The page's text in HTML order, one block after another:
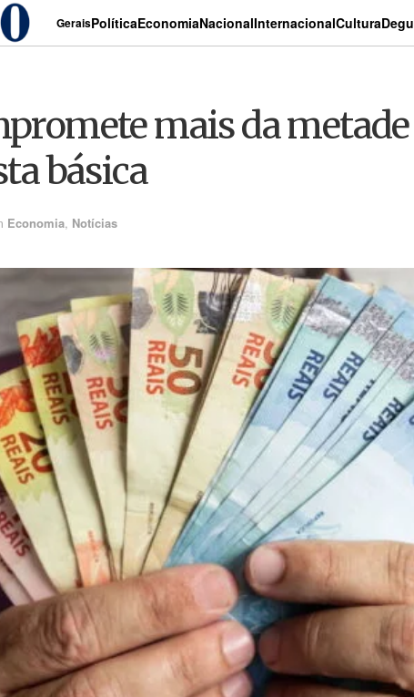
GeraisPolíticaEconomiaNacionalInternacionalCultura
mais da
básica
Economia, Notícias